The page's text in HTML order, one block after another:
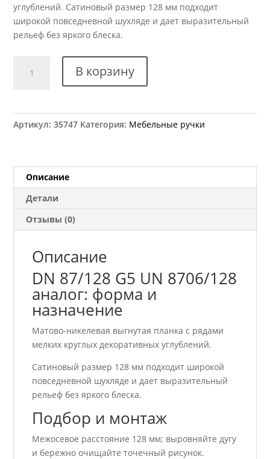
углублений. Сатиновый размер 128 мм подходит
широкой повседневной шухляде и дает выразительный
рельеф без яркого блеска.
товара
87/128
8706/128
аналог
В корзину
Артикул:35747 Категория: Мебельные ручки
Описание
Детали
Отзывы (0)
Описание
DN 87/128 G5 UN 8706/128
аналог: форма и
назначение
Матово-никелевая выгнутая планка с рядами
мелких круглых декоративных углублений.
Сатиновый размер 128 мм подходит широкой
повседневной шухляде и дает выразительный
рельеф без яркого блеска.
Подбор и монтаж
Межосевое расстояние 128 мм; выровняйте дугу
и бережно очищайте точечный рисунок.